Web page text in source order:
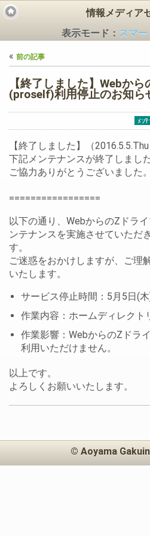
情報メディア
表示モード： スマ
« 前の記事
【終了しました】Webか
(proself)利用停止のお知ら
【終了しました】（2016.5.5.Thu
下記メンテナンスが終了しまし
ご協力ありがとうございました。
=================
以下の通り、WebからのZドラ
ンテナンスを実施させていただ
す。
ご迷惑をおかけしますが、ご理
いたします。
サービス停止時間：5月5日(
作業内容：ホームディレクト
作業影響：WebからのZドラ
利用いただけません。
以上です。
よろしくお願いいたします。
© Aoyama